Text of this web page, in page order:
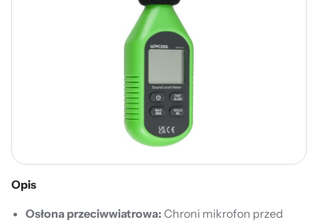
Opis
Osłona przeciwwiatrowa: Chroni mikrofon przed